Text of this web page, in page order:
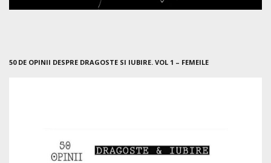
50 DE OPINII DESPRE DRAGOSTE SI IUBIRE. VOL 1 – FEMEILE